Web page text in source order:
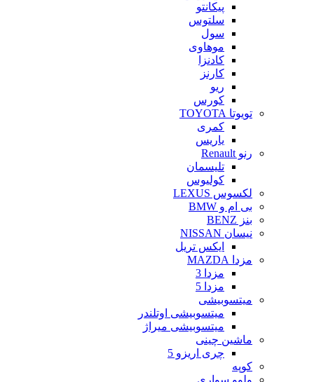
پیکانتو
سلتوس
سول
موهاوی
کادنزا
کارنز
ریو
کورس
تویوتا TOYOTA
کمری
یاریس
رنو Renault
تلیسمان
کولیوس
لکسوس LEXUS
بی ام و BMW
بنز BENZ
نیسان NISSAN
ایکس تریل
مزدا MAZDA
مزدا 3
مزدا 5
میتسوبیشی
میتسوبیشی اوتلندر
میتسوبیشی میراژ
ماشین چینی
چری اریزو 5
کوپه
ولوو سواری